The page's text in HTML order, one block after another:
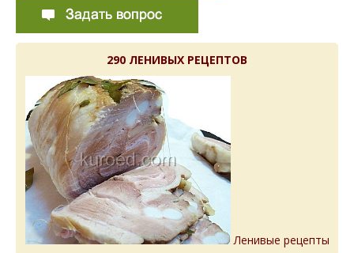
290 ЛЕНИВЫХ РЕЦЕПТОВ
Ленивые рецепты